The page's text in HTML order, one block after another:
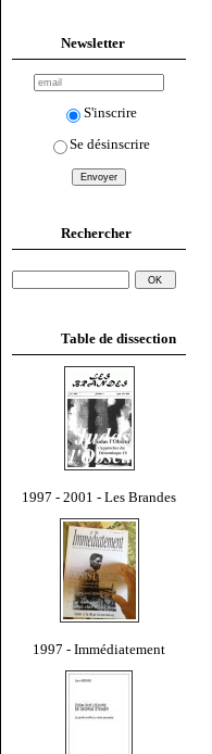
Newsletter
S'inscrire
Se désinscrire
Rechercher
Table de dissection
1997 - 2001 - Les Brandes
1997 - Immédiatement